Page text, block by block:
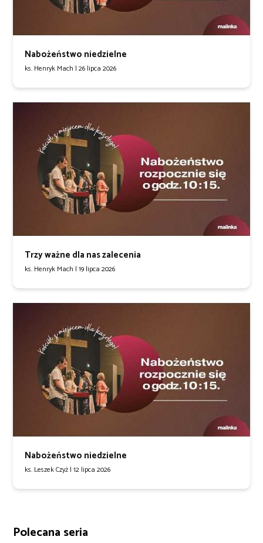
Nabożeństwo niedzielne
ks. Henryk Mach | 26 lipca 2026
Trzy ważne dla nas zalecenia
ks. Henryk Mach | 19 lipca 2026
Nabożeństwo niedzielne
ks. Leszek Czyż | 12 lipca 2026
Polecana seria